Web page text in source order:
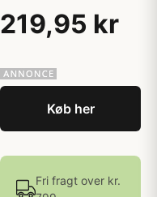
219,95 kr
Køb her
Fri fragt over kr.